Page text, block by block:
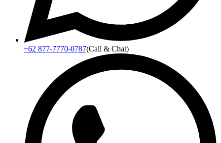
+62 877-7770-0787(Call & Chat)